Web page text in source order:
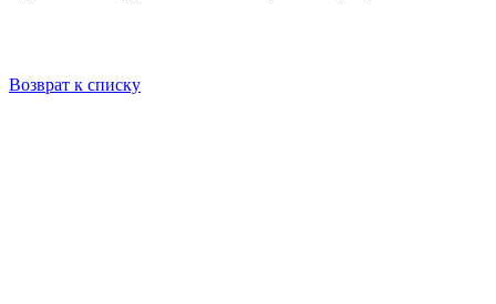
Возврат к списку